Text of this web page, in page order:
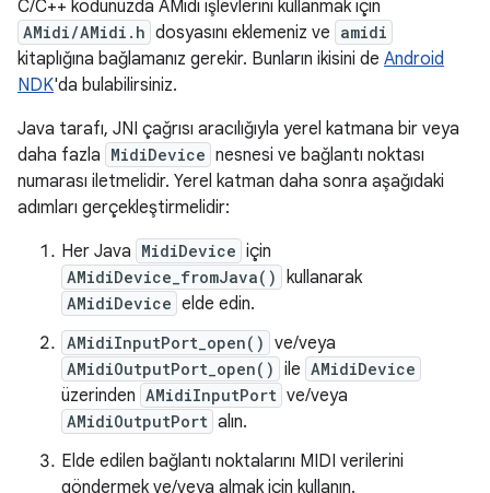
C/C++ kodunuzda AMidi işlevlerini kullanmak için
AMidi/AMidi.h dosyasını eklemeniz ve amidi
kitaplığına bağlamanız gerekir. Bunların ikisini de Android
NDK'da bulabilirsiniz.
Java tarafı, JNI çağrısı aracılığıyla yerel katmana bir veya
daha fazla MidiDevice nesnesi ve bağlantı noktası
numarası iletmelidir. Yerel katman daha sonra aşağıdaki
adımları gerçekleştirmelidir:
Her Java MidiDevice için
AMidiDevice_fromJava() kullanarak
AMidiDevice elde edin.
AMidiInputPort_open() ve/veya
AMidiOutputPort_open() ile AMidiDevice
üzerinden AMidiInputPort ve/veya
AMidiOutputPort alın.
Elde edilen bağlantı noktalarını MIDI verilerini
göndermek ve/veya almak için kullanın.